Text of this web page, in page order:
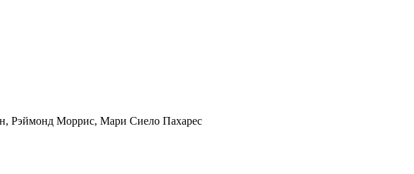
Рэймонд Моррис, Мари Сиело Пахарес